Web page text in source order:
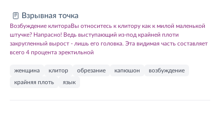
Взрывная точка
Возбуждение клитораВы относитесь к клитору как к милой маленькой
штучке? Напрасно! Ведь выступающий из-под крайней плоти
закругленный вырост - лишь его головка. Эта видимая часть составляет
всего 4 процента эректильной
женщина клитор обрезание капюшон
возбуждение
крайняя плоть
язык